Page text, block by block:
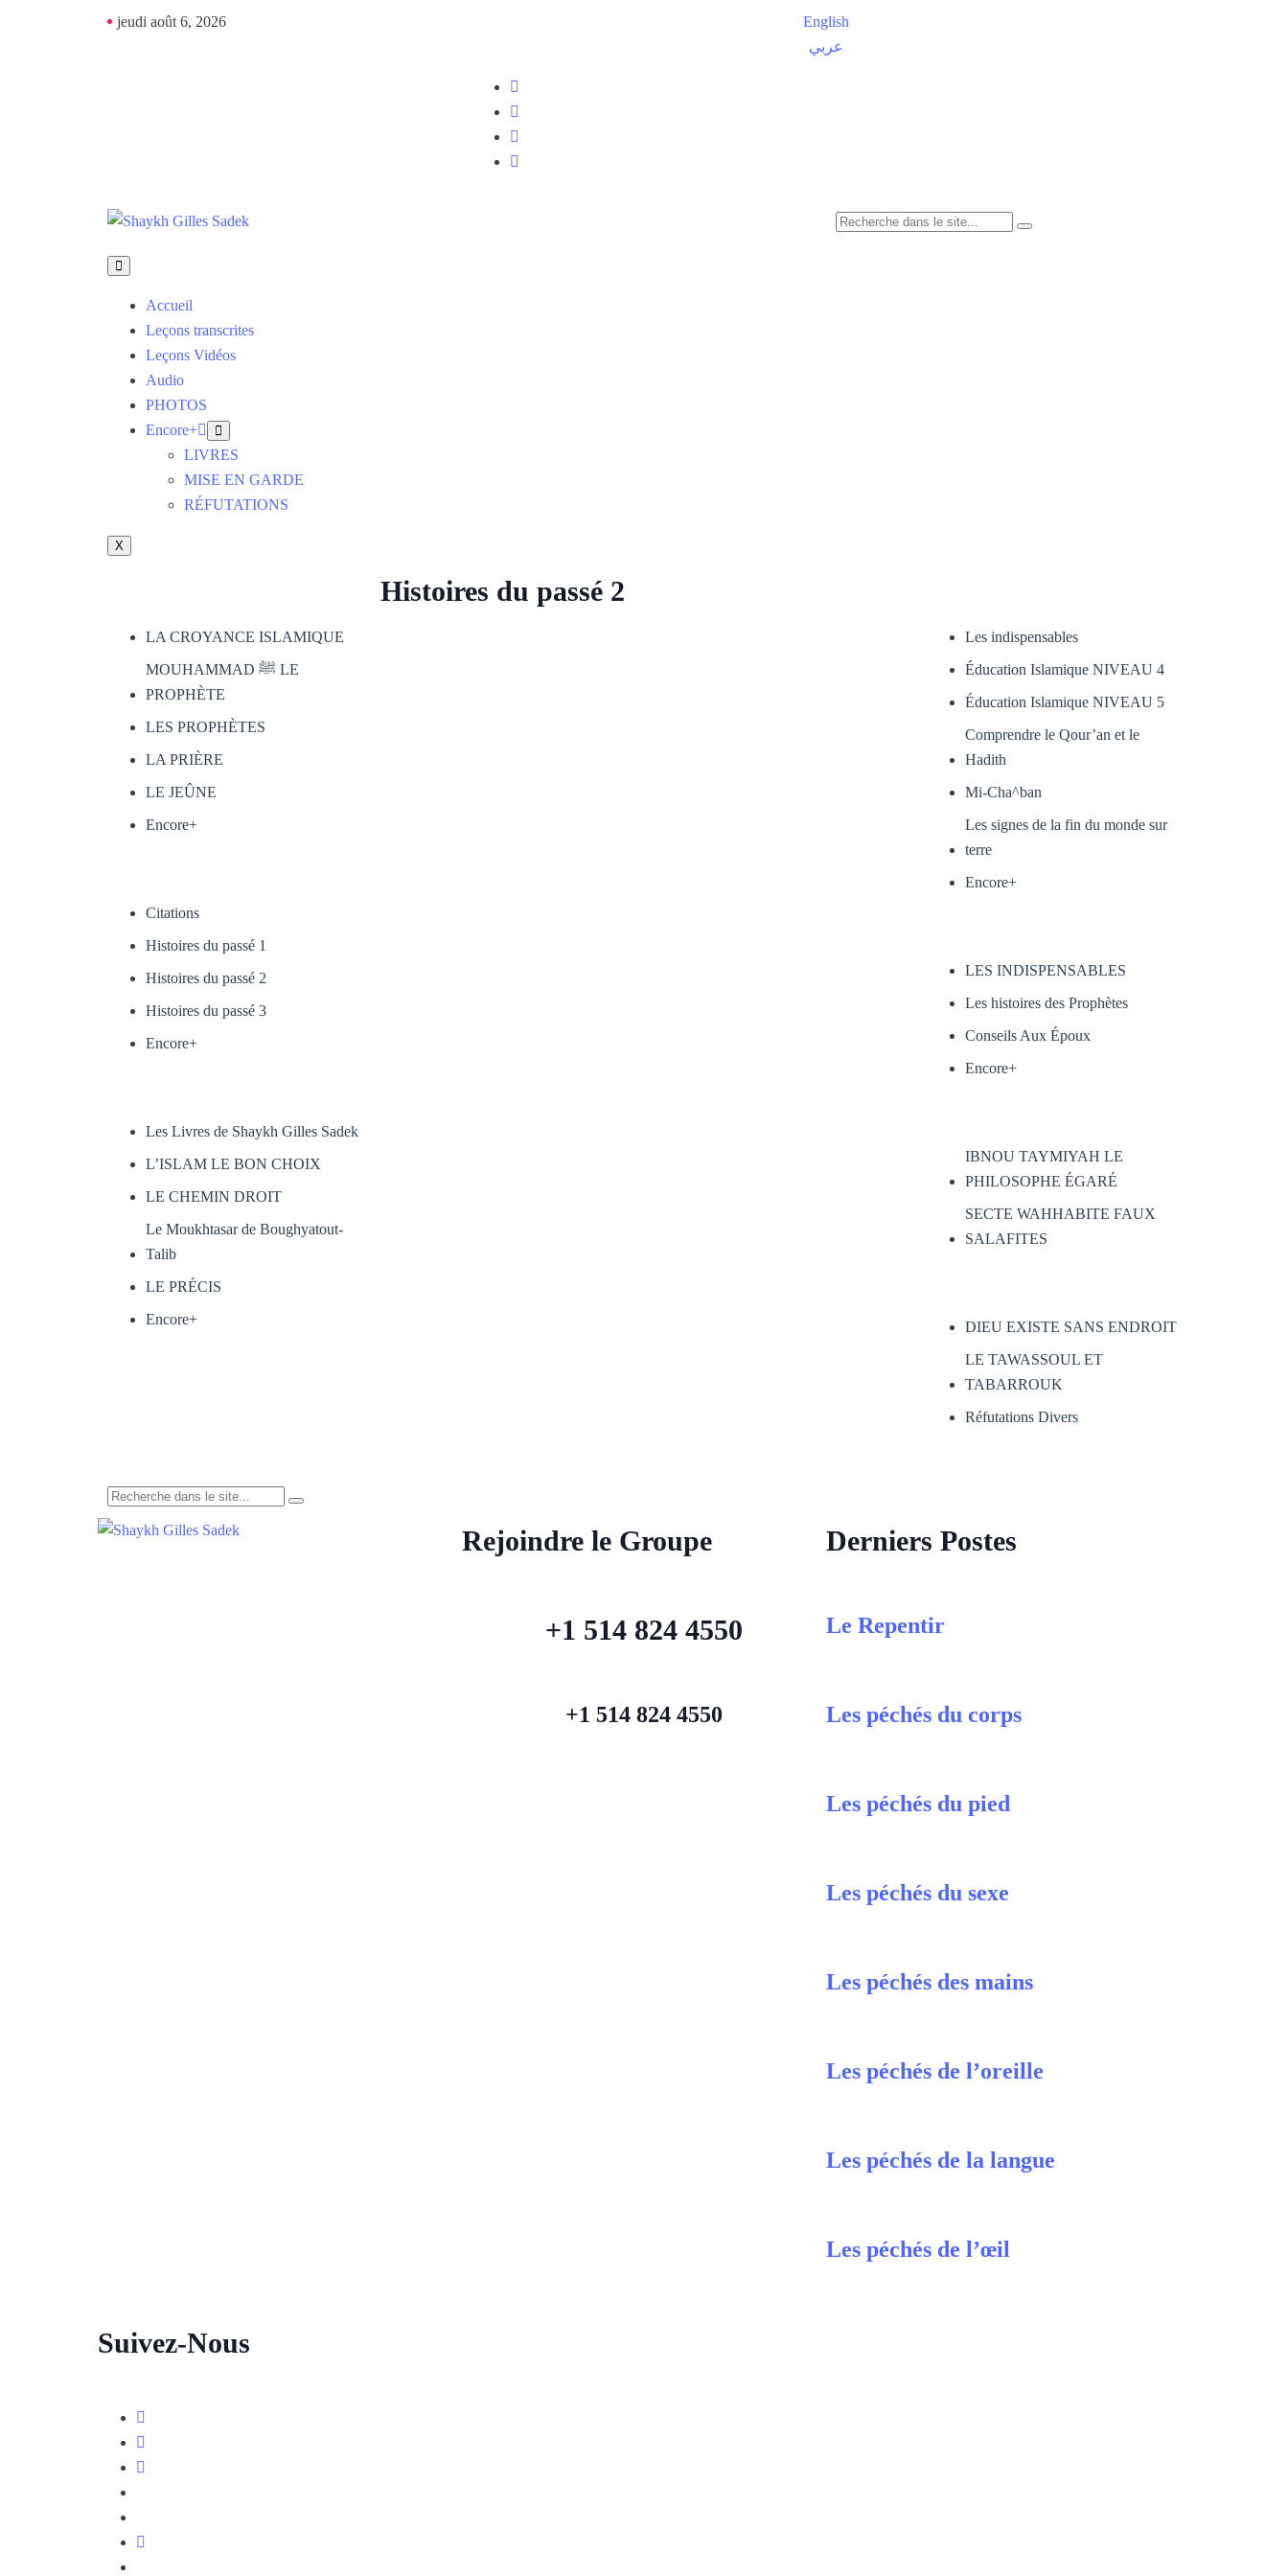
jeudi août 6, 2026
English
عربي
Accueil
Leçons transcrites
Leçons Vidéos​
Audio
PHOTOS
Encore+
LIVRES
MISE EN GARDE
RÉFUTATIONS
X
LA CROYANCE ISLAMIQUE
MOUHAMMAD ﷺ LE
PROPHÈTE
LES PROPHÈTES
LA PRIÈRE
LE JEÛNE
Encore+
Citations
Histoires du passé 1
Histoires du passé 2
Histoires du passé 3
Encore+
Les Livres de Shaykh Gilles Sadek
L’ISLAM LE BON CHOIX
LE CHEMIN DROIT
Le Moukhtasar de Boughyatout-
Talib
LE PRÉCIS
Encore+
Histoires du passé 2
Les indispensables
Éducation Islamique NIVEAU 4
Éducation Islamique NIVEAU 5
Comprendre le Qour’an et le
Hadith
Mi-Cha^ban
Les signes de la fin du monde sur
terre
Encore+
LES INDISPENSABLES
Les histoires des Prophètes
Conseils Aux Époux
Encore+
IBNOU TAYMIYAH LE
PHILOSOPHE ÉGARÉ
SECTE WAHHABITE FAUX
SALAFITES
DIEU EXISTE SANS ENDROIT
LE TAWASSOUL ET
TABARROUK
Réfutations Divers
Rejoindre le Groupe
+1 514 824 4550
+1 514 824 4550
Derniers Postes
Le Repentir
Les péchés du corps
Les péchés du pied
Les péchés du sexe
Les péchés des mains
Les péchés de l’oreille
Les péchés de la langue
Les péchés de l’œil
Suivez-Nous